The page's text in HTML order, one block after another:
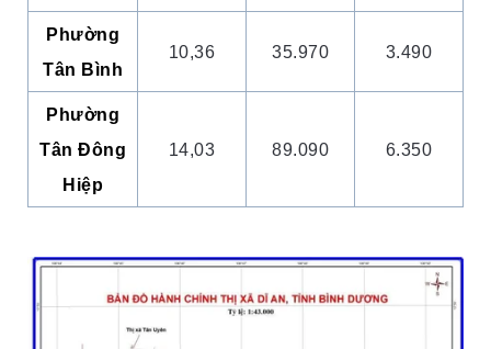
Phường
Tân Bình
10,36 35.970 3.490
Phường
Tân Đông
Hiệp
14,03 89.090 6.350